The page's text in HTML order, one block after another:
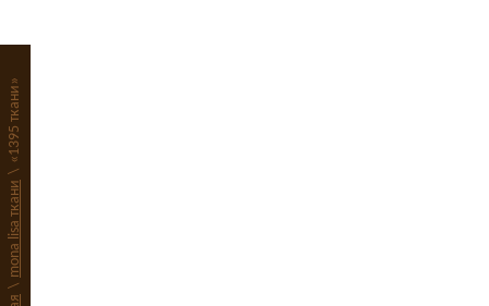
\
mona lisa ткани
\
«1395 ткани»